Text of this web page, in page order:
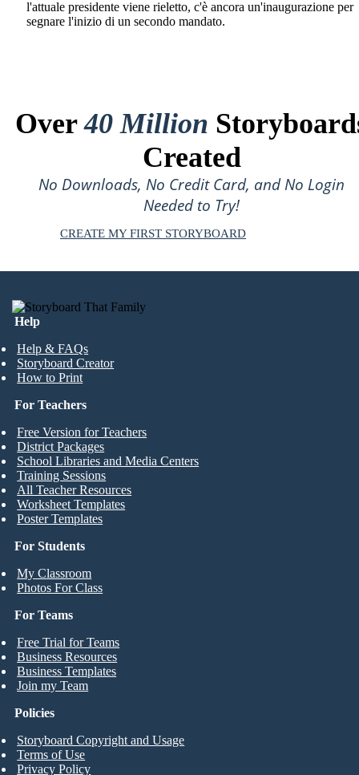
l'attuale presidente viene rieletto, c'è ancora un'inaugurazione per
segnare l'inizio di un secondo mandato.
Over40 Million
Created
No Downloads, No Credit Card, and No Login
Needed to Try!
CREATE MY FIRST STORYBOARD
Help
Help & FAQs
Storyboard Creator
How to Print
For Students
My Classroom
Photos For Class
For Teachers
Free Version for Teachers
District Packages
School Libraries and Media Centers
Training Sessions
All Teacher Resources
Worksheet Templates
Poster Templates
For Teams
Free Trial for Teams
Business Resources
Business Templates
Join my Team
Policies
Storyboard Copyright and Usage
Terms of Use
Privacy Policy